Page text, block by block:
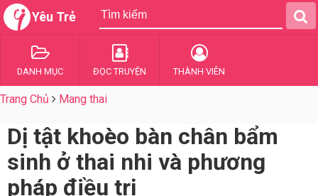
Yêu Trẻ
DANH MỤC ĐỌC TRUYỆN THÀNH VIÊN
Trang Chủ Mang thai
Dị tật khoèo bàn chân bẩm
sinh ở thai nhi và phương
pháp điều trị